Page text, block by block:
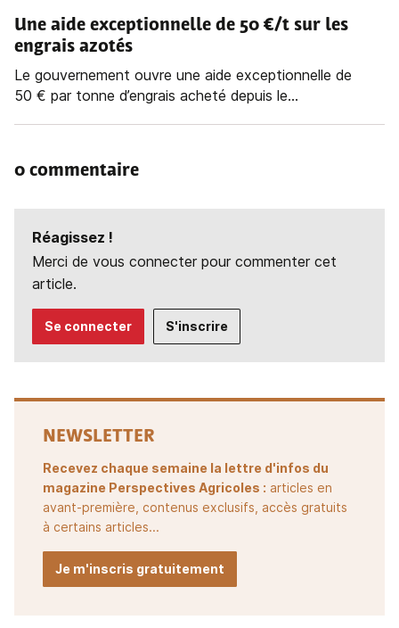
Une aide exceptionnelle de 50 €/t sur les
engrais azotés
Le gouvernement ouvre une aide exceptionnelle de
50 € par tonne d’engrais acheté depuis le...
0 commentaire
Réagissez !
Merci de vous connecter pour commenter cet
article.
Se connecter S'inscrire
NEWSLETTER
Recevez chaque semaine la lettre d'infos du
magazine Perspectives Agricoles : articles en
avant-première, contenus exclusifs, accès gratuits
à certains articles...
Je m'inscris gratuitement